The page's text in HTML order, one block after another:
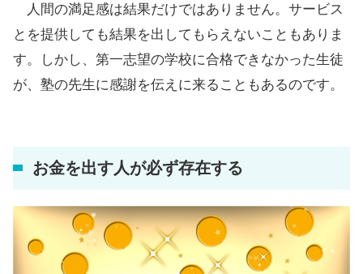
人間の満足感は結果だけではありません。サービス
とを提供しても結果を出してもらえないこともありま
す。しかし、第一志望の学校に合格できなかった生徒
が、塾の先生に感謝を伝えに来ることもあるのです。
お金を出す人が必ず存在する